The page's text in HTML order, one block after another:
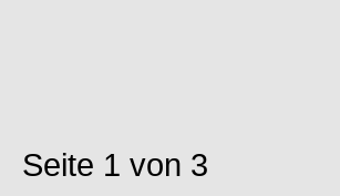
Seite 1 von 3